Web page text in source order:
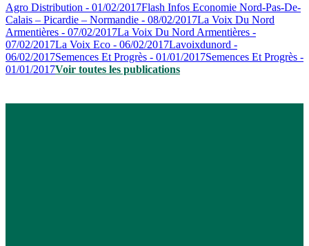
Agro Distribution - 01/02/2017Flash Infos Economie Nord-Pas-De-
Calais – Picardie – Normandie - 08/02/2017La Voix Du Nord
Armentières - 07/02/2017La Voix Du Nord Armentières -
07/02/2017La Voix Eco - 06/02/2017Lavoixdunord -
06/02/2017Semences Et Progrès - 01/01/2017Semences Et Progrès -
01/01/2017Voir toutes les publications